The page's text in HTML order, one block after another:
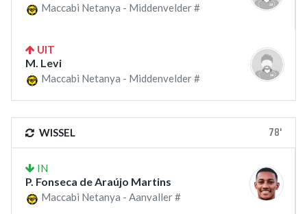
Maccabi Netanya - Middenvelder #
UIT
M. Levi
Maccabi Netanya - Middenvelder #
WISSEL 78'
IN
P. Fonseca de Araújo Martins
Maccabi Netanya - Aanvaller #